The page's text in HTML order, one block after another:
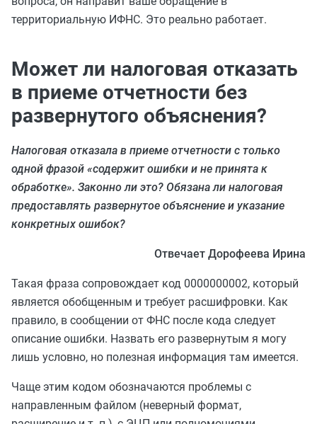
территориальную ИФНС. Это реально работает.
Может ли налоговая отказать
в приеме отчетности без
развернутого объяснения?
Налоговая отказала в приеме отчетности с только
одной фразой «содержит ошибки и не принята к
обработке». Законно ли это? Обязана ли налоговая
предоставлять развернутое объяснение и указание
конкретных ошибок?
Отвечает Дорофеева Ирина
Такая фраза сопровождает код 0000000002, который
является обобщенным и требует расшифровки. Как
правило, в сообщении от ФНС после кода следует
описание ошибки. Назвать его развернутым я могу
лишь условно, но полезная информация там имеется.
Чаще этим кодом обозначаются проблемы с
направленным файлом (неверный формат,